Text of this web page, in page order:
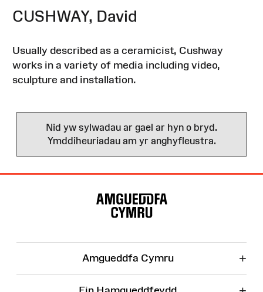
CUSHWAY, David
Usually described as a ceramicist, Cushway
works in a variety of media including video,
sculpture and installation.
Nid yw sylwadau ar gael ar hyn o bryd.
Ymddiheuriadau am yr anghyfleustra.
Amgueddfa Cymru +